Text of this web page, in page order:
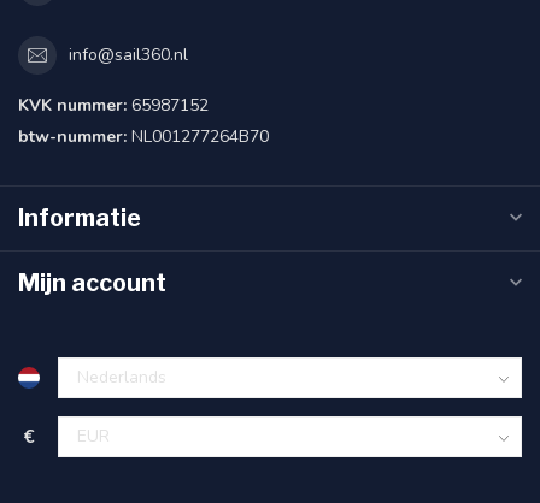
info@sail360.nl
KVK nummer: 65987152
btw-nummer: NL001277264B70
Informatie
Mijn account
€